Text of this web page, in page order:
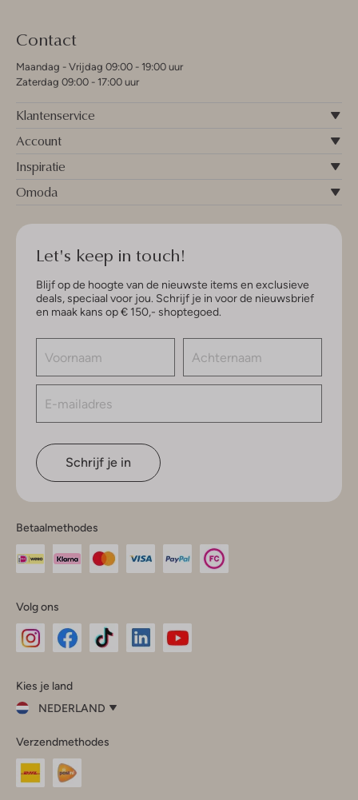
Contact
Maandag - Vrijdag 09:00 - 19:00 uur
Zaterdag 09:00 - 17:00 uur
Klantenservice
Account
Inspiratie
Omoda
Let's keep in touch!
Blijf op de hoogte van de nieuwste items en exclusieve
deals, speciaal voor jou. Schrijf je in voor de nieuwsbrief
en maak kans op € 150,- shoptegoed.
Schrijf je in
Betaalmethodes
Volg ons
InstagramFacebook
Kies je land
NEDERLAND
je
land
Nederland
Verzendmethodes